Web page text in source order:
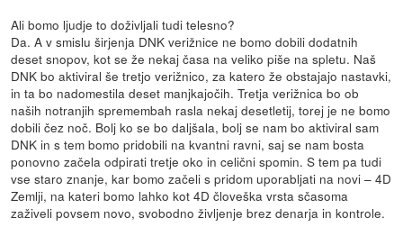
Ali bomo ljudje to doživljali tudi telesno?
Da. A v smislu širjenja DNK verižnice ne bomo dobili dodatnih
deset snopov, kot se že nekaj časa na veliko piše na spletu. Naš
DNK bo aktiviral še tretjo verižnico, za katero že obstajajo nastavki,
in ta bo nadomestila deset manjkajočih. Tretja verižnica bo ob
naših notranjih spremembah rasla nekaj desetletij, torej je ne bomo
dobili čez noč. Bolj ko se bo daljšala, bolj se nam bo aktiviral sam
DNK in s tem bomo pridobili na kvantni ravni, saj se nam bosta
ponovno začela odpirati tretje oko in celični spomin. S tem pa tudi
vse staro znanje, kar bomo začeli s pridom uporabljati na novi – 4D
Zemlji, na kateri bomo lahko kot 4D človeška vrsta sčasoma
zaživeli povsem novo, svobodno življenje brez denarja in kontrole.